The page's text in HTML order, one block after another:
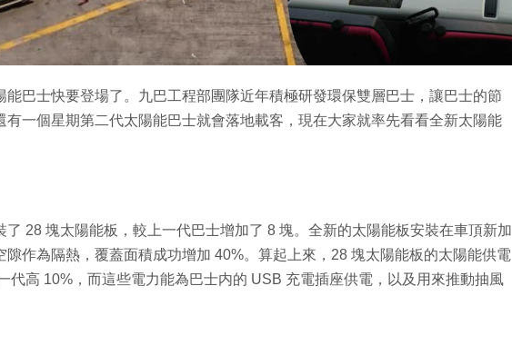
能巴士快要登場了。九巴工程部團隊近年積極研發環保雙層巴士，讓巴士的節
有一個星期第二代太陽能巴士就會落地載客，現在大家就率先看看全新太陽能
了 28 塊太陽能板，較上一代巴士增加了 8 塊。全新的太陽能板安裝在車頂新加
隙作為隔熱，覆蓋面積成功增加 40%。算起上來，28 塊太陽能板的太陽能供電
代高 10%，而這些電力能為巴士内的 USB 充電插座供電，以及用來推動抽風